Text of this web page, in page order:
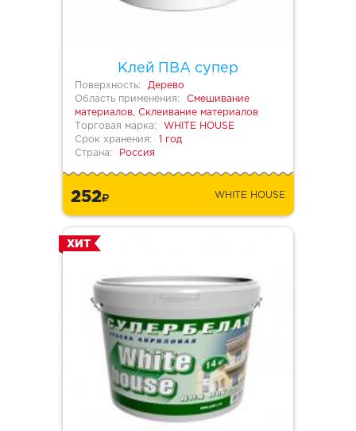
Клей ПВА супер
Поверхность:
Дерево
Область применения:
Смешивание
материалов, Склеивание материалов
Торговая марка:
WHITE HOUSE
Срок хранения:
1 год
Страна:
Россия
252 WHITE HOUSE
ХИТ